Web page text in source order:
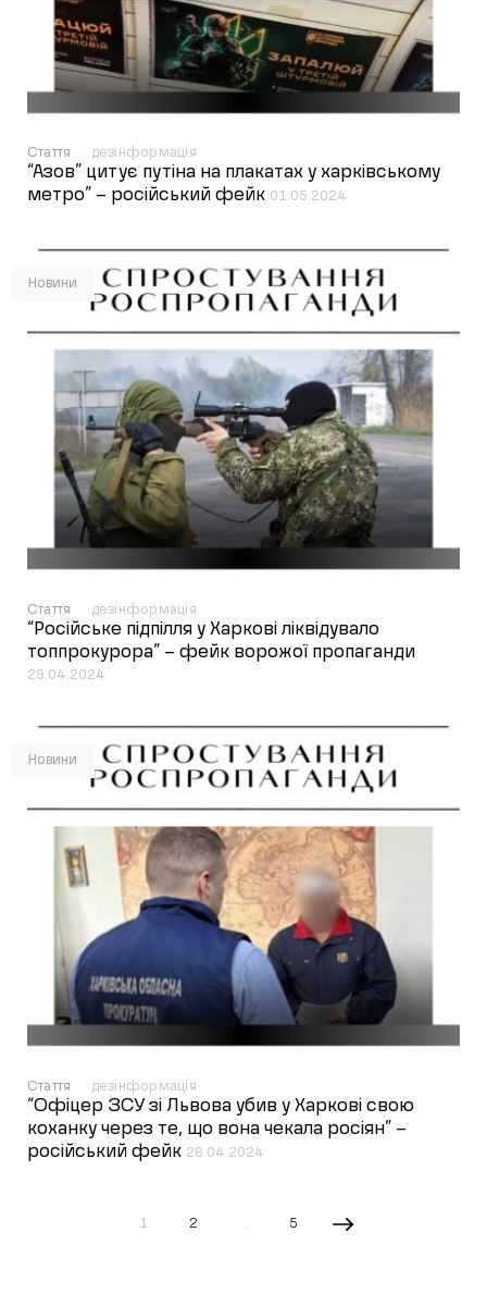
Стаття дезінформація
“Азов” цитує путіна на плакатах у харківському
метро” – російський фейк 01.05.2024
Новини
Стаття дезінформація
“Російське підпілля у Харкові ліквідувало
топпрокурора” – фейк ворожої пропаганди
29.04.2024
Новини
Стаття дезінформація
“Офіцер ЗСУ зі Львова убив у Харкові свою
коханку через те, що вона чекала росіян” –
російський фейк 28.04.2024
1 2 … 5